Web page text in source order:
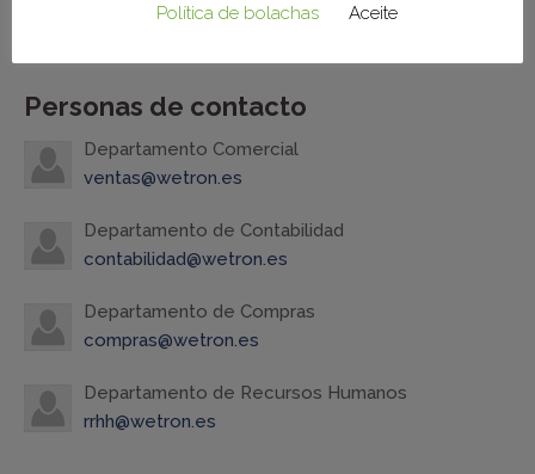
Personas de contacto
Departamento Comercial
ventas@wetron.es
Departamento de Contabilidad
contabilidad@wetron.es
Departamento de Compras
compras@wetron.es
Departamento de Recursos Humanos
rrhh@wetron.es
Política de bolachas
Aceite